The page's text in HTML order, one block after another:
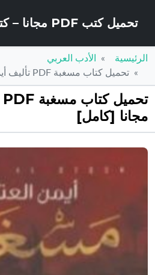
تحميل كتب PDF مجانا – كتب كو
الرئيسية
الأدب العربي
تحميل كتاب مسغبة PDF تأليف أيمن العتوم مجانا [كامل]
مجانا [كامل]